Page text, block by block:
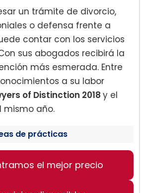
un trámite de divorcio,
o defensa frente a
contar con los servicios
sus abogados recibirá la
más esmerada. Entre
a su labor
of Distinction 2018 y el
mismo año.
de prácticas
el mejor precio